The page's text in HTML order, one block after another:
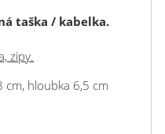
taška / kabelka.
zipy.
cm, hloubka 6,5 cm